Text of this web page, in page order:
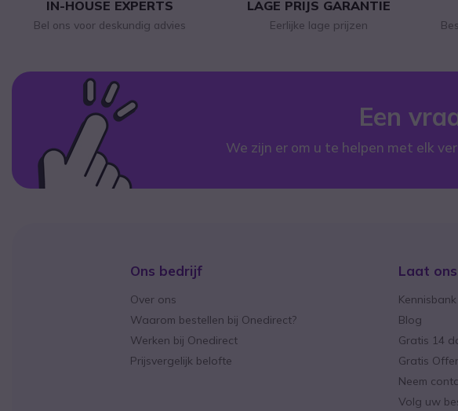
IN-HOUSE EXPERTS
Bel ons voor deskundig advies
LAGE PRIJS GARANTIE
Eerlijke lage prijzen
Een
We zijn er om u te helpen met elk
Ons bedrijf
Over ons
Waarom bestellen bij Onedirect?
Werken bij Onedirect
Prijsvergelijk belofte
Laat
Kennisbank
Blog
Gratis 14
Gratis
Neem
Volg uw